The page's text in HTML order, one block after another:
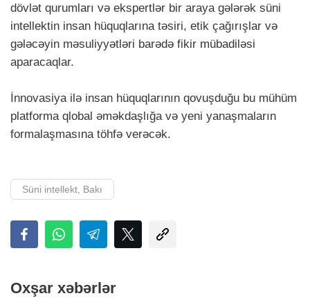
dövlət qurumları və ekspertlər bir araya gələrək süni
intellektin insan hüquqlarına təsiri, etik çağırışlar və
gələcəyin məsuliyyətləri barədə fikir mübadiləsi
aparacaqlar.
İnnovasiya ilə insan hüquqlarının qovuşduğu bu mühüm
platforma qlobal əməkdaşlığa və yeni yanaşmaların
formalaşmasına töhfə verəcək.
Süni intellekt, Bakı
Oxşar xəbərlər